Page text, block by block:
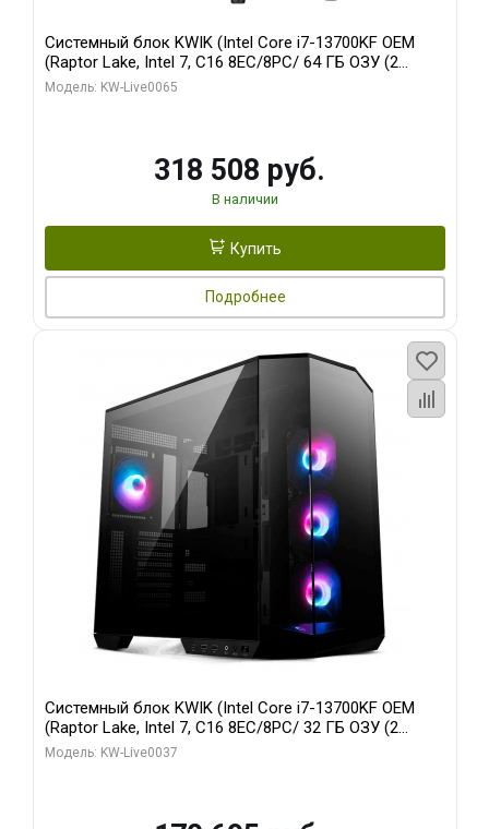
Системный блок KWIK (Intel Core i7-13700KF OEM
(Raptor Lake, Intel 7, C16 8EC/8PC/ 64 ГБ ОЗУ (2
модуля)/ ASUS RTX5080 PROART OC 16GB GDDR7
Модель: KW-Live0065
318 508 руб.
В наличии
Купить
Подробнее
Системный блок KWIK (Intel Core i7-13700KF OEM
(Raptor Lake, Intel 7, C16 8EC/8PC/ 32 ГБ ОЗУ (2
модуля)/ Gigabyte RTX5070 AERO OC 12GB GDDR7
Модель: KW-Live0037